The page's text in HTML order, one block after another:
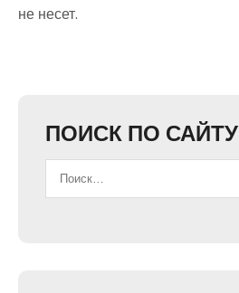
не несет.
ПОИСК ПО САЙТУ